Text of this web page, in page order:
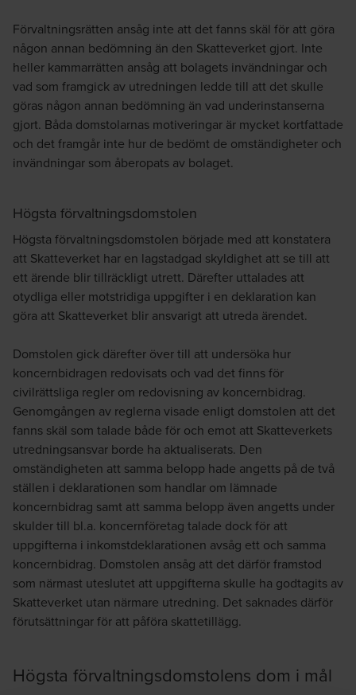
Förvaltningsrätten ansåg inte att det fanns skäl för att göra
någon annan bedömning än den Skatteverket gjort. Inte
heller kammarrätten ansåg att bolagets invändningar och
vad som framgick av utredningen ledde till att det skulle
göras någon annan bedömning än vad underinstanserna
gjort. Båda domstolarnas motiveringar är mycket kortfattade
och det framgår inte hur de bedömt de omständigheter och
invändningar som åberopats av bolaget.
Högsta förvaltningsdomstolen
Högsta förvaltningsdomstolen började med att konstatera
att Skatteverket har en lagstadgad skyldighet att se till att
ett ärende blir tillräckligt utrett. Därefter uttalades att
otydliga eller motstridiga uppgifter i en deklaration kan
göra att Skatteverket blir ansvarigt att utreda ärendet.
Domstolen gick därefter över till att undersöka hur
koncernbidragen redovisats och vad det finns för
civilrättsliga regler om redovisning av koncernbidrag.
Genomgången av reglerna visade enligt domstolen att det
fanns skäl som talade både för och emot att Skatteverkets
utredningsansvar borde ha aktualiserats. Den
omständigheten att samma belopp hade angetts på de två
ställen i deklarationen som handlar om lämnade
koncernbidrag samt att samma belopp även angetts under
skulder till bl.a. koncernföretag talade dock för att
uppgifterna i inkomstdeklarationen avsåg ett och samma
koncernbidrag. Domstolen ansåg att det därför framstod
som närmast uteslutet att uppgifterna skulle ha godtagits av
Skatteverket utan närmare utredning. Det saknades därför
förutsättningar för att påföra skattetillägg.
Högsta förvaltningsdomstolens dom i mål